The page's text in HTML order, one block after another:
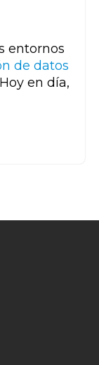
entornos
de datos
en día,